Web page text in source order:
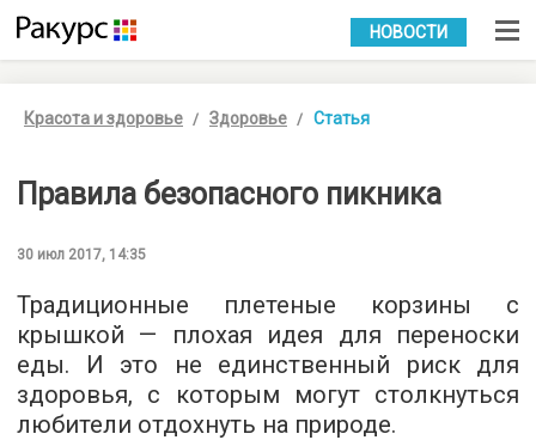
УКР РУС
НОВОСТИ
Красота и здоровье Здоровье Статья
Правила безопасного пикника
30 июл 2017, 14:35
Традиционные плетеные корзины с
крышкой — плохая идея для переноски
еды. И это не единственный риск для
здоровья, с которым могут столкнуться
любители отдохнуть на природе.